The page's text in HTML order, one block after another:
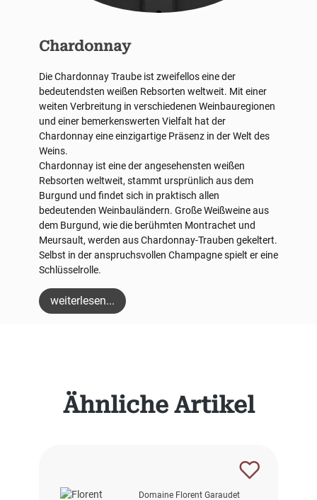
Produktgalerie überspringen
Ähnliche Artikel
Domaine Florent Garaudet
Chardonnay
Die Chardonnay Traube ist zweifellos eine der
bedeutendsten weißen Rebsorten weltweit. Mit einer
weiten Verbreitung in verschiedenen Weinbauregionen
und einer bemerkenswerten Vielfalt hat der
Chardonnay eine einzigartige Präsenz in der Welt des
Weins.
Chardonnay ist eine der angesehensten weißen
Rebsorten weltweit, stammt ursprünlich aus dem
Burgund und findet sich in praktisch allen
bedeutenden Weinbauländern. Große Weißweine aus
dem Burgund, wie die berühmten Montrachet und
Meursault, werden aus Chardonnay-Trauben gekeltert.
Selbst in der anspruchsvollen Champagne spielt er eine
Schlüsselrolle.
weiterlesen...